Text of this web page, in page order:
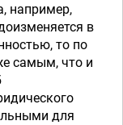
например,
в
то по
самым, что и
для